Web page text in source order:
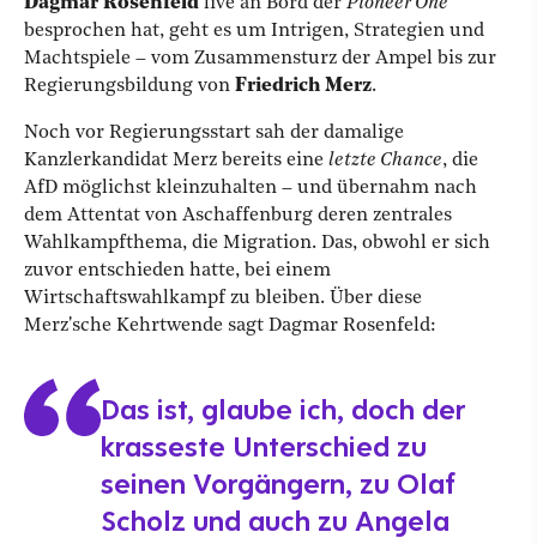
besprochen hat, geht es um Intrigen, Strategien und
Machtspiele – vom Zusammensturz der Ampel bis zur
Regierungsbildung von Friedrich Merz.
Noch vor Regierungsstart sah der damalige
Kanzlerkandidat Merz bereits eine letzte Chance, die
AfD möglichst kleinzuhalten – und übernahm nach
dem Attentat von Aschaffenburg deren zentrales
Wahlkampfthema, die Migration. Das, obwohl er sich
zuvor entschieden hatte, bei einem
Wirtschaftswahlkampf zu bleiben. Über diese
Merz'sche Kehrtwende sagt Dagmar Rosenfeld:
Das ist, glaube ich, doch der
krasseste Unterschied zu
seinen Vorgängern, zu Olaf
Scholz und auch zu Angela